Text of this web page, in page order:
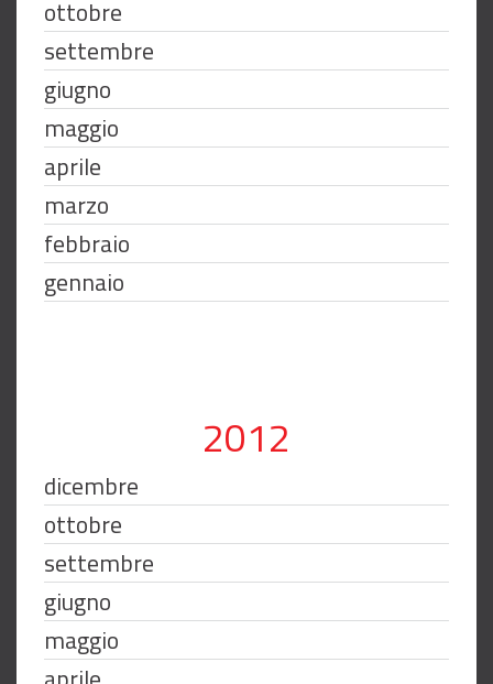
ottobre
settembre
giugno
maggio
aprile
marzo
febbraio
gennaio
2012
dicembre
ottobre
settembre
giugno
maggio